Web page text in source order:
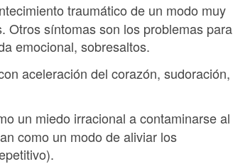
traumático de un modo muy
Otros síntomas son los problemas para
emocional, sobresaltos.
aceleración del corazón, sudoración,
un miedo irracional a contaminarse al
como un modo de aliviar los